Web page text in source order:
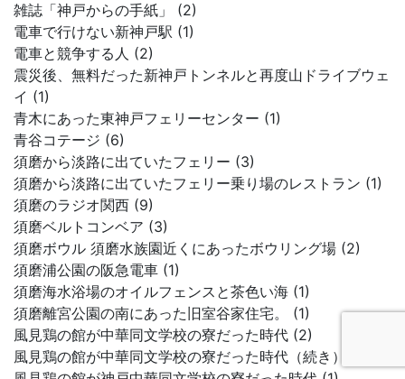
雑誌「神戸からの手紙」 (2)
電車で行けない新神戸駅 (1)
電車と競争する人 (2)
震災後、無料だった新神戸トンネルと再度山ドライブウェ
イ (1)
青木にあった東神戸フェリーセンター (1)
青谷コテージ (6)
須磨から淡路に出ていたフェリー (3)
須磨から淡路に出ていたフェリー乗り場のレストラン (1)
須磨のラジオ関西 (9)
須磨ベルトコンベア (3)
須磨ボウル 須磨水族園近くにあったボウリング場 (2)
須磨浦公園の阪急電車 (1)
須磨海水浴場のオイルフェンスと茶色い海 (1)
須磨離宮公園の南にあった旧室谷家住宅。 (1)
風見鶏の館が中華同文学校の寮だった時代 (2)
風見鶏の館が中華同文学校の寮だった時代（続き） (1)